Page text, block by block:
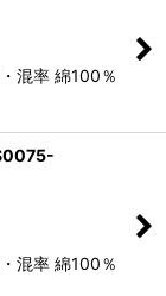
混率 綿100％
混率 綿100％